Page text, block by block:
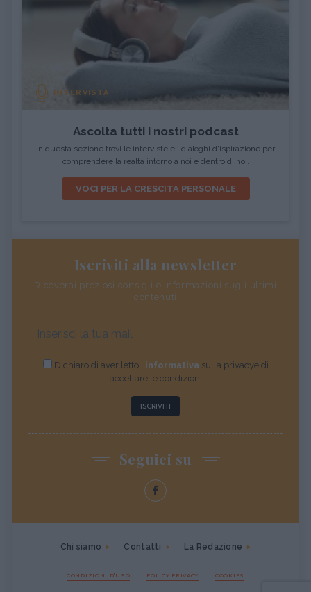
INTERVISTA
Ascolta tutti i nostri podcast
In questa sezione trovi le interviste e i dialoghi d'ispirazione per
comprendere la realtà intorno a noi e dentro di noi.
VOCI PER LA CRESCITA PERSONALE
Iscriviti alla newsletter
Riceverai preziosi consigli e informazioni sugli ultimi
contenuti
Dichiaro di aver letto l’informativa sulla privacye di
accettare le condizioni
ISCRIVITI
Seguici su
Chi siamo Contatti La Redazione
CONDIZIONI D'USO POLICY PRIVACY COOKIES